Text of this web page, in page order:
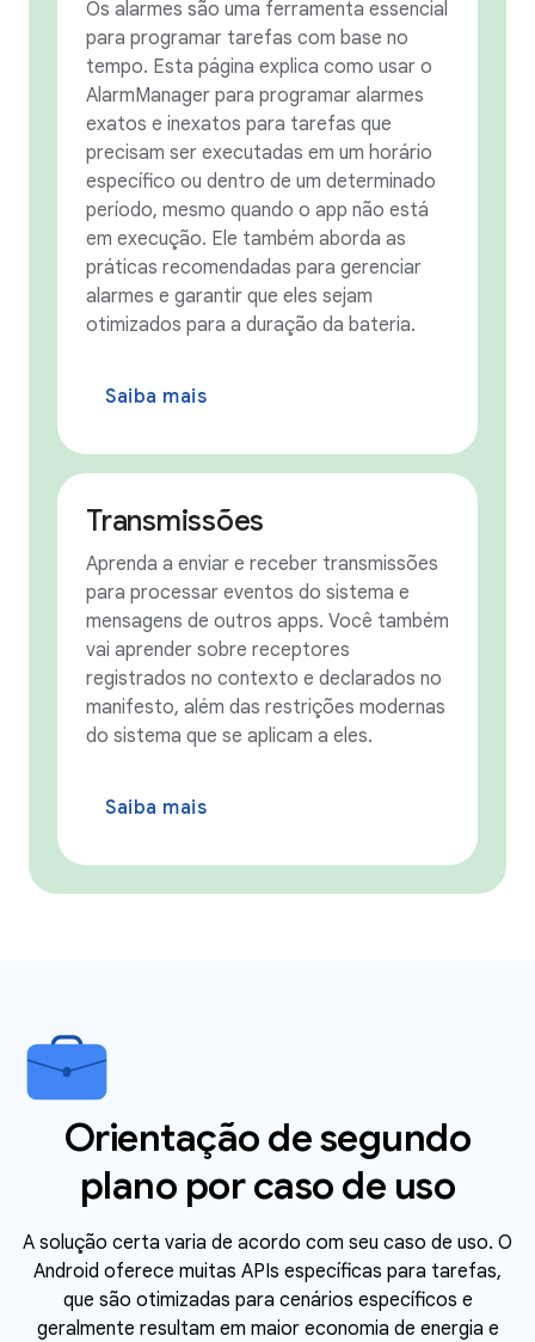
Os alarmes são uma ferramenta essencial
para programar tarefas com base no
tempo. Esta página explica como usar o
AlarmManager para programar alarmes
exatos e inexatos para tarefas que
precisam ser executadas em um horário
específico ou dentro de um determinado
período, mesmo quando o app não está
em execução. Ele também aborda as
práticas recomendadas para gerenciar
alarmes e garantir que eles sejam
otimizados para a duração da bateria.
Saiba mais
Transmissões
Aprenda a enviar e receber transmissões
para processar eventos do sistema e
mensagens de outros apps. Você também
vai aprender sobre receptores
registrados no contexto e declarados no
manifesto, além das restrições modernas
do sistema que se aplicam a eles.
Saiba mais
Orientação de segundo
plano por caso de uso
A solução certa varia de acordo com seu caso de uso. O
Android oferece muitas APIs específicas para tarefas,
que são otimizadas para cenários específicos e
geralmente resultam em maior economia de energia e